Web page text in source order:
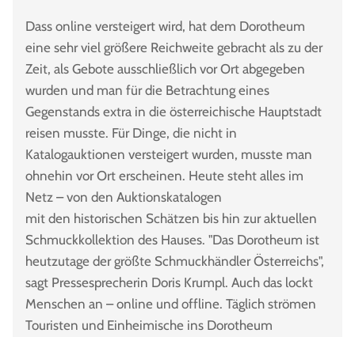
Dass online versteigert wird, hat dem Dorotheum
eine sehr viel größere Reichweite gebracht als zu der
Zeit, als Gebote ausschließlich vor Ort abgegeben
wurden und man für die Betrachtung eines
Gegenstands extra in die österreichische Hauptstadt
reisen musste. Für Dinge, die nicht in
Katalogauktionen versteigert wurden, musste man
ohnehin vor Ort erscheinen. Heute steht alles im
Netz – von den Auktionskatalogen
mit den historischen Schätzen bis hin zur aktuellen
Schmuckkollektion des Hauses. "Das Dorotheum ist
heutzutage der größte Schmuckhändler Österreichs",
sagt Pressesprecherin Doris Krumpl. Auch das lockt
Menschen an – online und offline. Täglich strömen
Touristen und Einheimische ins Dorotheum